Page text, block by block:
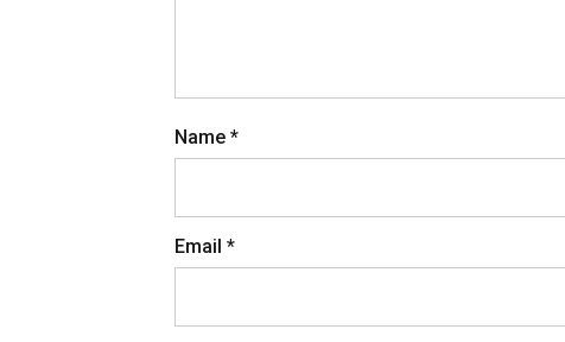
Name *
Email *